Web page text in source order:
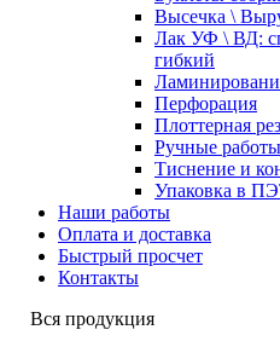
Высечка \
Лак УФ \ ВД:
гибкий
Перфорация
Плоттерная
Ручные
Тиснение и
Упаковка в
Наши работы
Оплата и доставка
Быстрый просчет
Контакты
Вся продукция